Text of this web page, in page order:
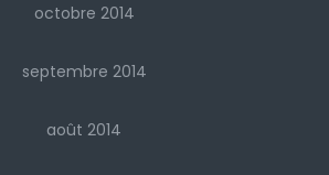
octobre 2014
septembre 2014
août 2014